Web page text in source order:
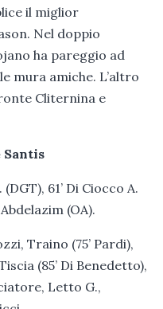
il miglior
Nel doppio
ha pareggio ad
mura amiche. L’altro
Cliternina e
Santis
61’ Di Ciocco A.
(OA).
Traino (75’ Pardi),
(85’ Di Benedetto),
Letto G.,